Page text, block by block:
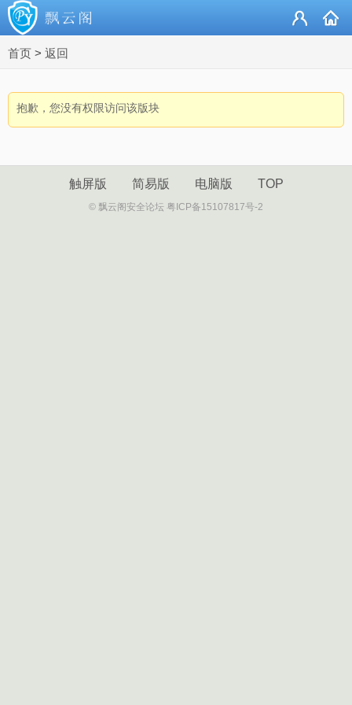
首页 > 返回
抱歉，您没有权限访问该版块
触屏版 简易版 电脑版 TOP
© 飘云阁安全论坛 粤ICP备15107817号-2